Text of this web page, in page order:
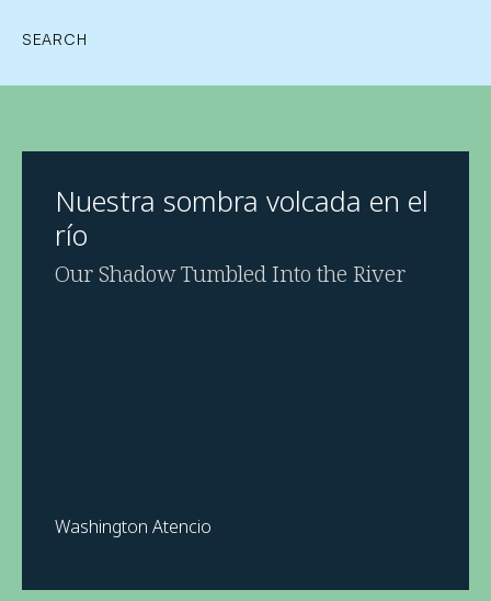
SEARCH
Nuestra sombra volcada en el
río
Our Shadow Tumbled Into the River
Washington Atencio